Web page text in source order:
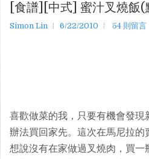
[食譜][中式] 蜜汁叉燒飯
Simon Lin 6/22/2010 54 則留言
喜歡做菜的我，只要有機會發
辦法買回家先。這次在馬尼拉的
想說沒有在家做過叉燒肉，買一